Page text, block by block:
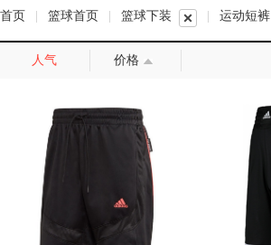
首页 篮球首页 篮球下装 运动短裤
人气 价格